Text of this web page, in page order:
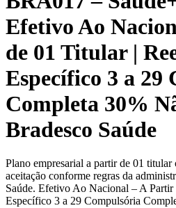
Efetivo Ao
de 01 Titular |
Específico 3 a 29
Completa 30%
Bradesco Saúde
Plano empresarial a partir de 01
aceitação conforme regras da
Saúde. Efetivo Ao Nacional – A
Específico 3 a 29 Compulsória